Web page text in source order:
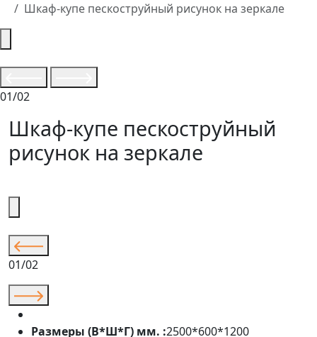
Шкаф-купе пескоструйный рисунок на зеркале
01/02
Шкаф-купе пескоструйный
рисунок на зеркале
01/02
Размеры (В*Ш*Г) мм. :2500*600*1200